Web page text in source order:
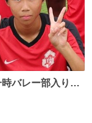
バレー部入りも
&宮口、合同チー